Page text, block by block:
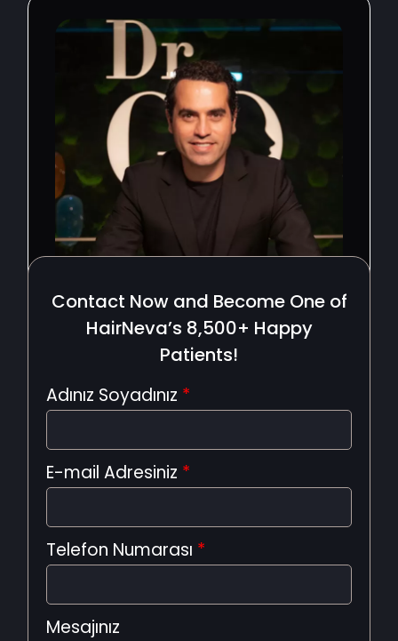
Contact Now and Become One of
HairNeva’s 8,500+ Happy
Patients!
Adınız Soyadınız *
E-mail Adresiniz *
Telefon Numarası *
Mesajınız